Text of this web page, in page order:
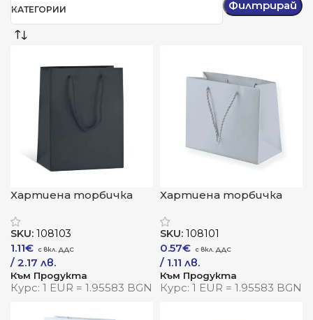
КАТЕГОРИИ Филтрирай
Хартиена торбичка
SKU: 108103
1.11€
/ 2.17 лв.
Към Продукта
Курс: 1 EUR = 1.95583 BGN
Хартиена торбичка
SKU: 108101
0.57€
/ 1.11 лв.
Към Продукта
Курс: 1 EUR = 1.95583 BGN